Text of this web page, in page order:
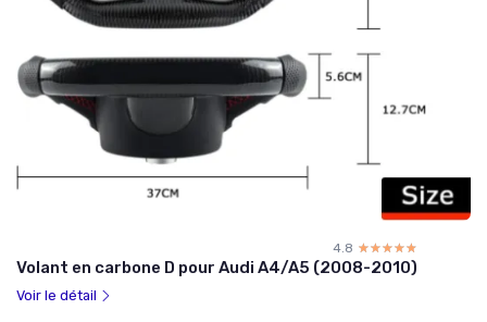
4.8 ☆☆☆☆☆
★★★★★
Volant en carbone D pour Audi A4/A5 (2008-2010)
Voir le détail